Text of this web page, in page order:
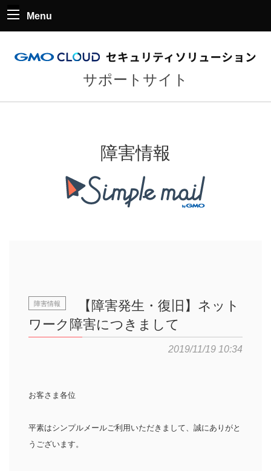
Menu
サポートサイト
障害情報
障害情報
【障害発生・復旧】ネット
ワーク障害につきまして
2019/11/19 10:34
お客さま各位
平素はシンプルメールご利用いただきまして、誠にありがと
うございます。